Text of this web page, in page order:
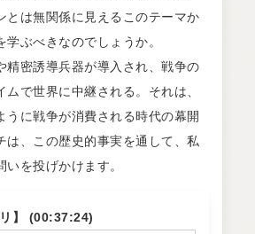
とは無関係に見えるこのテーマか
学ぶべきなのでしょうか。
精密誘導兵器が導入され、戦争の
ムで世界に中継される。それは、
うに戦争が消費される時代の幕開
は、この歴史的事実を通して、私
を投げかけます。
リ】 (00:37:24)